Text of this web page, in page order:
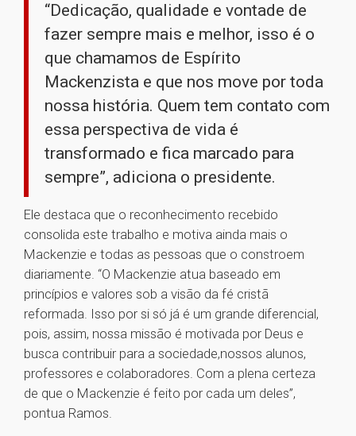
“Dedicação, qualidade e vontade de
fazer sempre mais e melhor, isso é o
que chamamos de Espírito
Mackenzista e que nos move por toda
nossa história. Quem tem contato com
essa perspectiva de vida é
transformado e fica marcado para
sempre”, adiciona o presidente.
Ele destaca que o reconhecimento recebido
consolida este trabalho e motiva ainda mais o
Mackenzie e todas as pessoas que o constroem
diariamente. “O Mackenzie atua baseado em
princípios e valores sob a visão da fé cristã
reformada. Isso por si só já é um grande diferencial,
pois, assim, nossa missão é motivada por Deus e
busca contribuir para a sociedade,nossos alunos,
professores e colaboradores. Com a plena certeza
de que o Mackenzie é feito por cada um deles”,
pontua Ramos.